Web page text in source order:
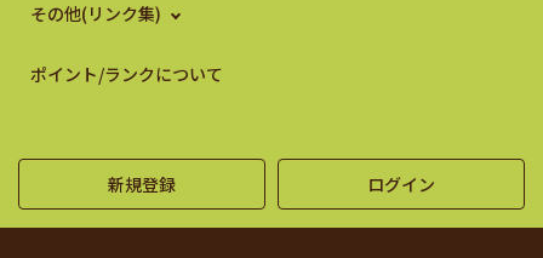
その他(リンク集)
ポイント/ランクについて
新規登録 ログイン